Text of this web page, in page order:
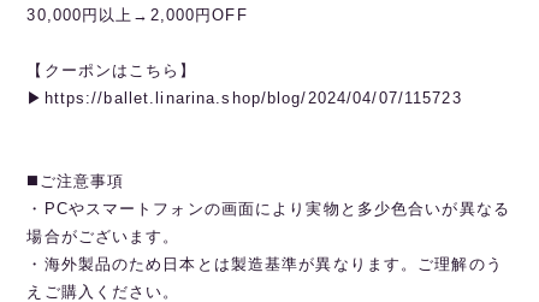
30,000円以上→2,000円OFF
【クーポンはこちら】
▶︎https://ballet.linarina.shop/blog/2024/04/07/115723
◼️ご注意事項
・PCやスマートフォンの画面により実物と多少色合いが異なる
場合がございます。
・海外製品のため日本とは製造基準が異なります。ご理解のう
えご購入ください。